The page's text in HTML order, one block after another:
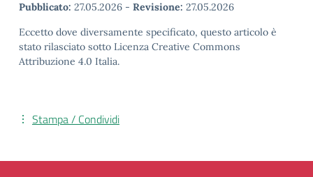
Pubblicato: 27.05.2026 - Revisione: 27.05.2026
Eccetto dove diversamente specificato, questo articolo è
stato rilasciato sotto Licenza Creative Commons
Attribuzione 4.0 Italia.
Stampa / Condividi